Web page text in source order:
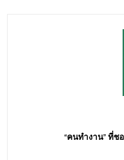
“คนทำงาน” ที่